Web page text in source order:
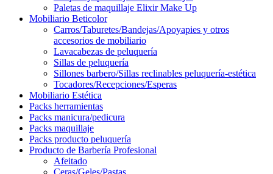
Paletas de maquillaje Elixir Make Up
Mobiliario Beticolor
Carros/Taburetes/Bandejas/Apoyapies y otros
accesorios de mobiliario
Lavacabezas de peluquería
Sillas de peluquería
Sillones barbero/Sillas reclinables peluquería-estética
Tocadores/Recepciones/Esperas
Mobiliario Estética
Packs herramientas
Packs manicura/pedicura
Packs maquillaje
Packs producto peluquería
Producto de Barbería Profesional
Afeitado